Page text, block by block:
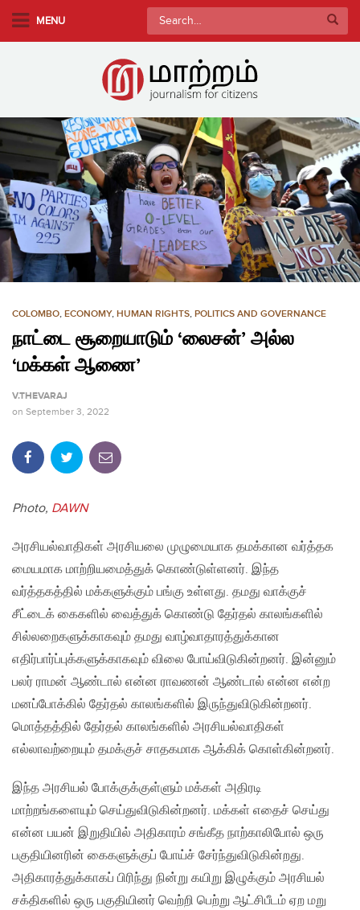
m
a
i
n
c
o
n
MENU
Search
for:
COLOMBO, ECONOMY, HUMAN RIGHTS, POLITICS AND GOVERNANCE
நாட்டை சூறையாடும் ‘லைசன்’ அல்ல
‘மக்கள் ஆணை’
V.THEVARAJ
on September 3, 2022
Photo, DAWN
அரசியல்வாதிகள் அரசியலை முழுமையாக தமக்கான வர்த்தக
மையமாக மாற்றியமைத்துக் கொண்டுள்ளனர். இந்த
வர்த்தகத்தில் மக்களுக்கும் பங்கு உள்ளது. தமது வாக்குச்
சீட்டைக் கைகளில் வைத்துக் கொண்டு தேர்தல் காலங்களில்
சில்லறைகளுக்காகவும் தமது வாழ்வாதாரத்துக்கான
எதிர்பார்ப்புக்களுக்காகவும் விலை போய்விடுகின்றனர். இன்னும்
பலர் ராமன் ஆண்டால் என்ன ராவணன் ஆண்டால் என்ன என்ற
மனப்போக்கில் தேர்தல் காலங்களில் இருந்துவிடுகின்றனர்.
மொத்தத்தில் தேர்தல் காலங்களில் அரசியல்வாதிகள்
எல்லாவற்றையும் தமக்குச் சாதகமாக ஆக்கிக் கொள்கின்றனர்.
இந்த அரசியல் போக்குக்குள்ளும் மக்கள் அதிரடி
மாற்றங்களையும் செய்துவிடுகின்றனர். மக்கள் எதைச் செய்து
என்ன பயன் இறுதியில் அதிகாரம் சங்கீத நாற்காலிபோல் ஒரு
பகுதியினரின் கைகளுக்குப் போய்ச் சேர்ந்துவிடுகின்றது.
அதிகாரத்துக்காகப் பிரிந்து நின்று கயிறு இழுக்கும் அரசியல்
சக்திகளில் ஒரு பகுதியினர் வெற்றி பெற்று ஆட்சிபீடம் ஏற மறு